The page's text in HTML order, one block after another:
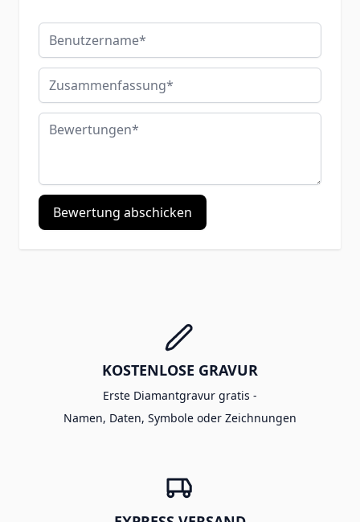
Benutzername
Zusammenfassung
Bewertungen
Bewertung abschicken
KOSTENLOSE GRAVUR
Erste Diamantgravur gratis -
Namen, Daten, Symbole oder Zeichnungen